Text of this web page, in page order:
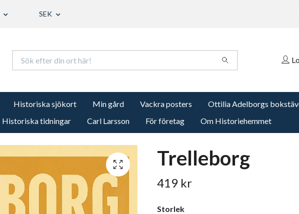
SEK
Historiska sjökort Min gård Vackra posters Ottilia Adelborgs
Historiska tidningar Carl Larsson För företag Om Historiehemmet
Trelleborg
419 kr
Storlek